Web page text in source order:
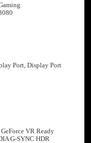
Port, Display Port
VR Ready
G-SYNC HDR